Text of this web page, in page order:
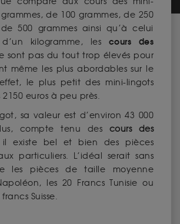
de 100 grammes, de 250
500 grammes ainsi qu’à celui
kilogramme, les cours des
sont pas du tout trop élevés pour
même les plus abordables sur le
le plus petit des mini-lingots
euros à peu près.
sa valeur est d’environ 43 000
compte tenu des cours des
il existe bel et bien des pièces
particuliers. L’idéal serait sans
les pièces de taille moyenne
les 20 Francs Tunisie ou
Suisse.